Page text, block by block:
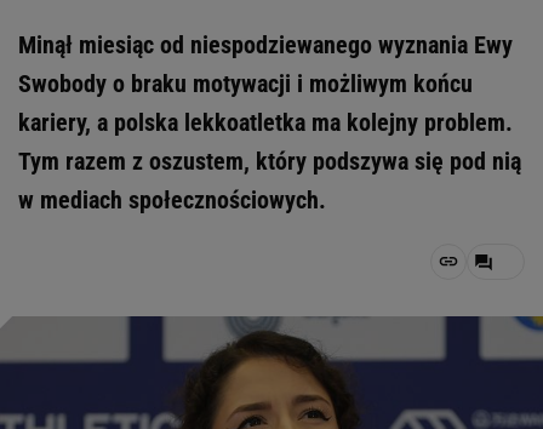
Minął miesiąc od niespodziewanego wyznania Ewy
Swobody o braku motywacji i możliwym końcu
kariery, a polska lekkoatletka ma kolejny problem.
Tym razem z oszustem, który podszywa się pod nią
w mediach społecznościowych.